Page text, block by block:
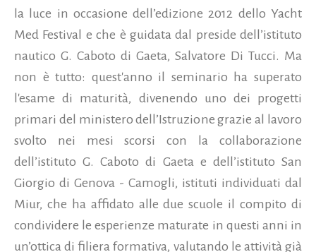
la luce in occasione dell’edizione 2012 dello Yacht
Med Festival e che è guidata dal preside dell’istituto
nautico G. Caboto di Gaeta, Salvatore Di Tucci. Ma
non è tutto: quest'anno il seminario ha superato
l'esame di maturità, divenendo uno dei progetti
primari del ministero dell’Istruzione grazie al lavoro
svolto nei mesi scorsi con la collaborazione
dell’istituto G. Caboto di Gaeta e dell’istituto San
Giorgio di Genova - Camogli, istituti individuati dal
Miur, che ha affidato alle due scuole il compito di
condividere le esperienze maturate in questi anni in
un’ottica di filiera formativa, valutando le attività già